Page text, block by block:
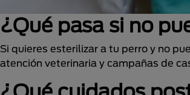
¿Qué pasa si no
Si quieres esterilizar a tu perro y no
atención veterinaria y campañas de